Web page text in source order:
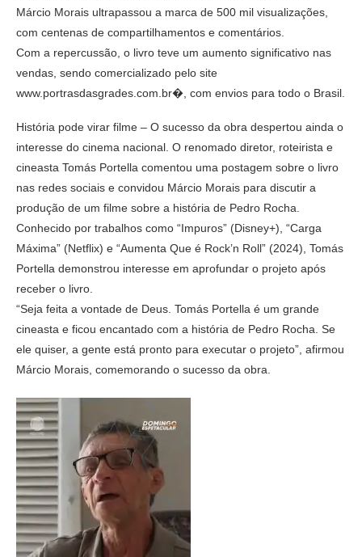
Márcio Morais ultrapassou a marca de 500 mil visualizações,
com centenas de compartilhamentos e comentários.
Com a repercussão, o livro teve um aumento significativo nas
vendas, sendo comercializado pelo site
www.portrasdasgrades.com.br�, com envios para todo o Brasil.
História pode virar filme – O sucesso da obra despertou ainda o
interesse do cinema nacional. O renomado diretor, roteirista e
cineasta Tomás Portella comentou uma postagem sobre o livro
nas redes sociais e convidou Márcio Morais para discutir a
produção de um filme sobre a história de Pedro Rocha.
Conhecido por trabalhos como “Impuros” (Disney+), “Carga
Máxima” (Netflix) e “Aumenta Que é Rock’n Roll” (2024), Tomás
Portella demonstrou interesse em aprofundar o projeto após
receber o livro.
“Seja feita a vontade de Deus. Tomás Portella é um grande
cineasta e ficou encantado com a história de Pedro Rocha. Se
ele quiser, a gente está pronto para executar o projeto”, afirmou
Márcio Morais, comemorando o sucesso da obra.